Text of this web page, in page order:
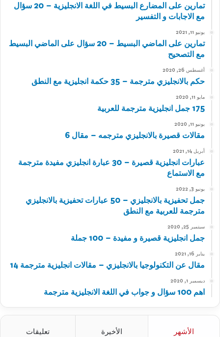
تمارين على المضارع البسيط في اللغة الانجليزية – 20 سؤال
مع الاجابات و التفسير
يونيو 11, 2021
تمارين على الماضي البسيط – 20 سؤال على الماضي البسيط
مع التصحيح
أغسطس 26, 2020
حكم بالانجليزي مترجمة – 35 حكمة انجليزية مع النطق
مايو 11, 2020
175 جمل انجليزية مترجمة للعربية
يونيو 11, 2020
مقالات قصيرة بالانجليزي مترجمه – مقال 6
أبريل 14, 2021
عبارات انجليزية قصيرة – 30 عبارة انجليزي مفيدة مترجمة
مع الاستماع
يونيو 3, 2022
جمل تحفيزية بالانجليزي – 50 عبارات تحفيزية بالانجليزي
مترجمة للعربية مع النطق
سبتمبر 25, 2020
جمل انجليزية قصيرة و مفيدة – 100 جملة
يناير 16, 2021
مقال عن التكنولوجيا بالانجليزي – مقالات انجليزية مترجمة 14
ديسمبر 1, 2020
اهم 100 سؤال و جواب في اللغة الانجليزية مترجمة
الأشهر الأخيرة تعليقات